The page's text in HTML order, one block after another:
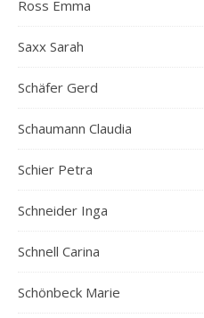
Ross Emma
Saxx Sarah
Schäfer Gerd
Schaumann Claudia
Schier Petra
Schneider Inga
Schnell Carina
Schönbeck Marie